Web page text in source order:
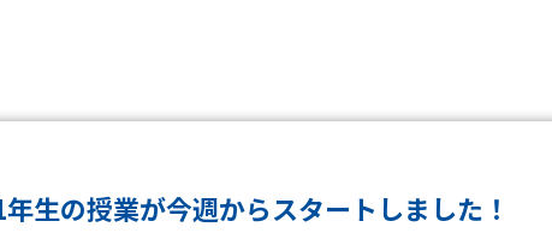
生の授業が今週からスタートしました！